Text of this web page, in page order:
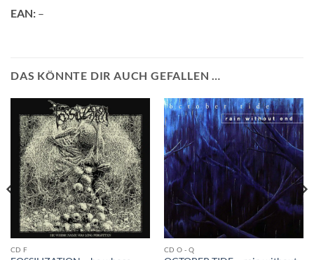
EAN: –
DAS KÖNNTE DIR AUCH GEFALLEN …
CD F CD O - Q